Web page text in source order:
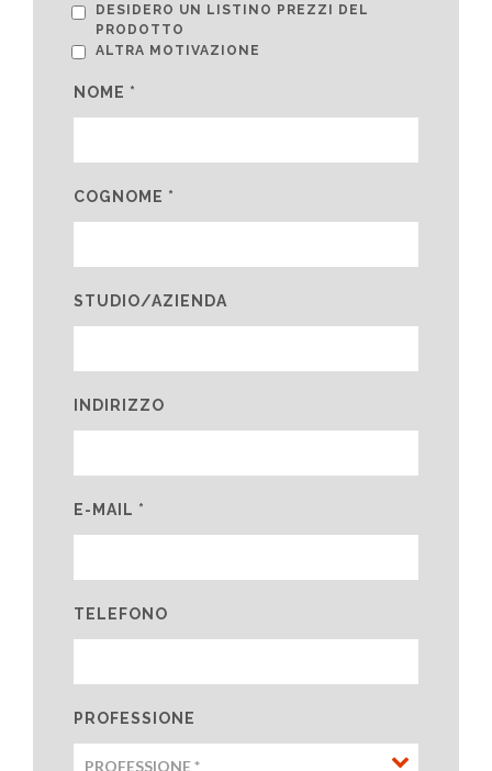
DESIDERO UN LISTINO PREZZI DEL
PRODOTTO
ALTRA MOTIVAZIONE
NOME *
COGNOME *
STUDIO/AZIENDA
INDIRIZZO
E-MAIL *
TELEFONO
PROFESSIONE